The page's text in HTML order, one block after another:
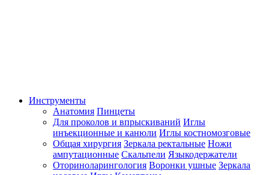
Инструменты
Анатомия Пинцеты
Для проколов и впрыскиваний Иглы
инъекционные и канюли Иглы костномозговые
Общая хирургия Зеркала ректальные Ножи
ампутационные Скальпели Языкодержатели
Оториноларингология Воронки ушные Зеркала